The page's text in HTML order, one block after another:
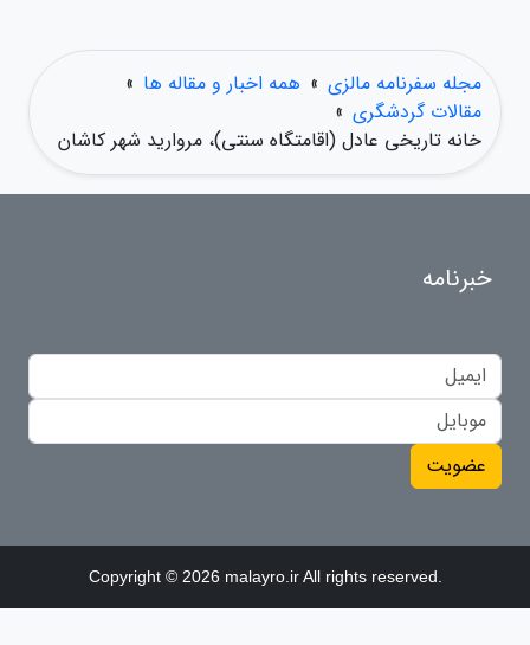
مجله سفرنامه مالزی » همه اخبار و مقاله ها »
مقالات گردشگری »
خانه تاریخی عادل (اقامتگاه سنتی)، مروارید شهر کاشان
خبرنامه
عضویت
Copyright © 2026 malayro.ir All rights reserved.